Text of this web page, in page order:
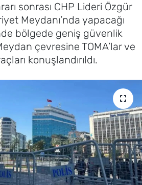
sonrası CHP Lideri Özgür
Meydanı’nda yapacağı
bölgede geniş güvenlik
çevresine TOMA’lar ve
konuşlandırıldı.